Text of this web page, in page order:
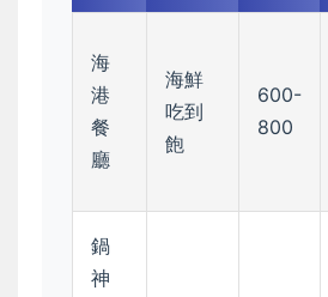
海
港
餐
廳
海鮮
吃到
飽
600-
800
鍋
神